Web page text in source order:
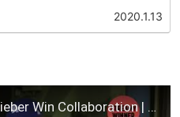
2020.1.13
David Dobrik and Justin Bieber Win Collaboration | 2020 YouTube Streamy Awards